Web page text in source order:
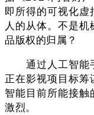
即所得的可视化虚
人的从体。不是
品版权的归属？
通过人工智能手
正在影视项目标
智能目前所能接
激烈。